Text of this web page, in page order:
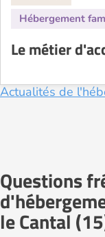
Le métier
Actualités de
Questions
le Cantal